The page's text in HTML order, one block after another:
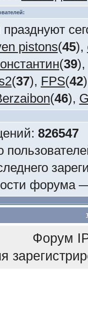
pistons(45),
(39),
(37), FPS(42
(46),
826547
форума
Форум